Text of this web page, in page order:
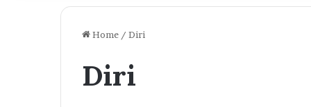
Home / Diri
Diri